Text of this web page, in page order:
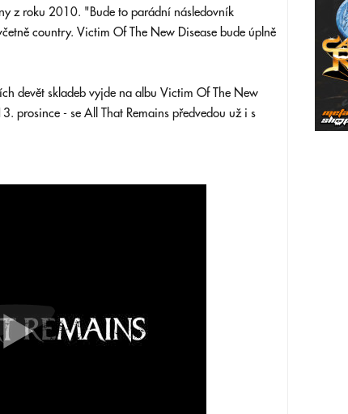
z roku 2010. "Bude to parádní následovník
country. Victim Of The New Disease bude úplně
devět skladeb vyjde na albu Victim Of The New
prosince - se All That Remains předvedou už i s